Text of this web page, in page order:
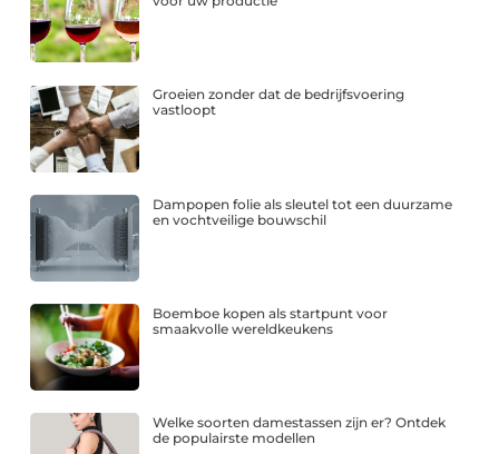
Groeien zonder dat de bedrijfsvoering
vastloopt
Dampopen folie als sleutel tot een duurzame
en vochtveilige bouwschil
Boemboe kopen als startpunt voor
smaakvolle wereldkeukens
Welke soorten damestassen zijn er? Ontdek
de populairste modellen